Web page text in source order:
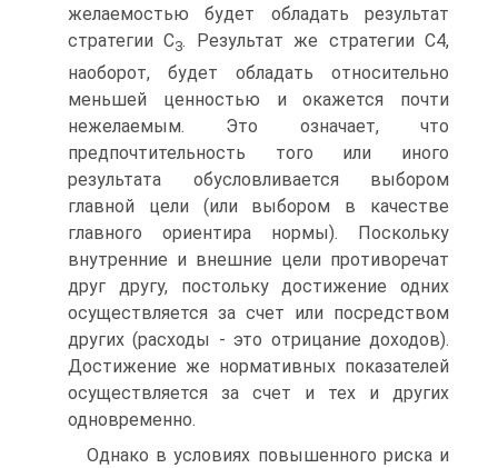
желаемостью будет обладать результат
стратегии С3. Результат же стратегии С4,
наоборот, будет обладать относительно
меньшей ценностью и окажется почти
нежелаемым. Это означает, что
предпочтительность того или иного
результата обусловливается выбором
главной цели (или выбором в качестве
главного ориентира нормы). Поскольку
внутренние и внешние цели противоречат
друг другу, постольку достижение одних
осуществляет­ся за счет или посредством
других (расходы - это отрицание доходов).
Дос­тижение же нормативных показателей
осуществляется за счет и тех и дру­гих
одновременно.
Однако в условиях повышенного риска и